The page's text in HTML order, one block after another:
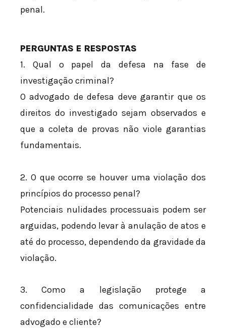
penal.
PERGUNTAS E RESPOSTAS
1. Qual o papel da defesa na fase de
investigação criminal?
O advogado de defesa deve garantir que os
direitos do investigado sejam observados e
que a coleta de provas não viole garantias
fundamentais.
2. O que ocorre se houver uma violação dos
princípios do processo penal?
Potenciais nulidades processuais podem ser
arguidas, podendo levar à anulação de atos e
até do processo, dependendo da gravidade da
violação.
3. Como a legislação protege a
confidencialidade das comunicações entre
advogado e cliente?